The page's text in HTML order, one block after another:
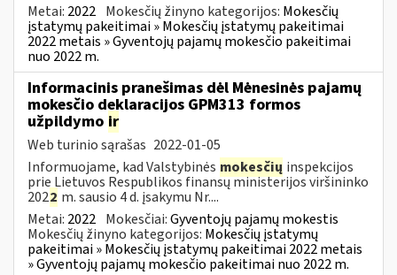
Metai: 2022 Mokesčių žinyno kategorijos: Mokesčių
įstatymų pakeitimai » Mokesčių įstatymų pakeitimai
2022 metais » Gyventojų pajamų mokesčio pakeitimai
nuo 2022 m.
Informacinis pranešimas dėl Mėnesinės pajamų
mokesčio deklaracijos GPM313 formos
užpildymo ir
Web turinio sąrašas 2022-01-05
Informuojame, kad Valstybinės mokesčių inspekcijos
prie Lietuvos Respublikos finansų ministerijos viršininko
2022 m. sausio 4 d. įsakymu Nr....
Metai: 2022 Mokesčiai:Gyventojų pajamų mokestis
Mokesčių žinyno kategorijos: Mokesčių įstatymų
pakeitimai » Mokesčių įstatymų pakeitimai 2022 metais
» Gyventojų pajamų mokesčio pakeitimai nuo 2022 m.